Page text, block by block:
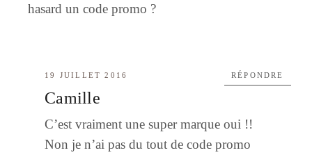
hasard un code promo ?
19 JUILLET 2016
Camille
C’est vraiment une super marque oui !!
Non je n’ai pas du tout de code promo
RÉPONDRE